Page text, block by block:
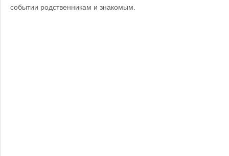
событии родственникам и знакомым.